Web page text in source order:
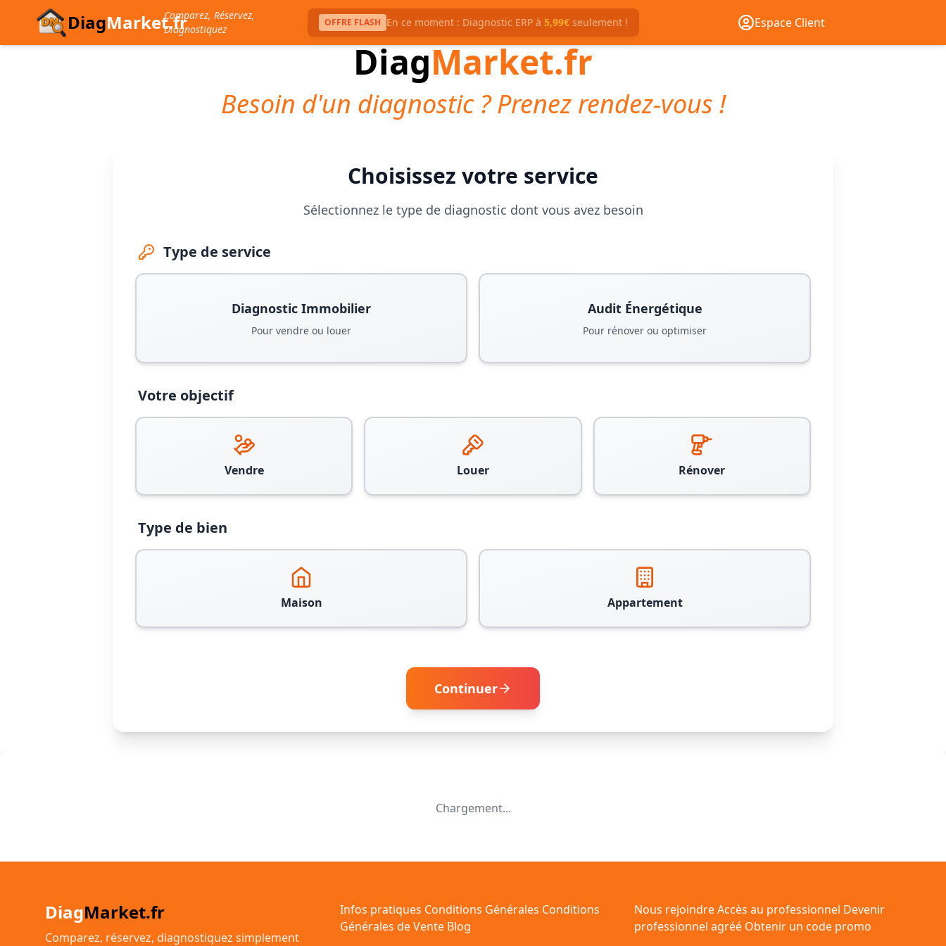
DiagMarket.frComparez, Réservez,
Diagnostiquez
OFFRE FLASH En ce moment : Diagnostic ERP à 5,99€seulement ! Espace Client
DiagMarket.fr
Besoin d'un diagnostic ? Prenez rendez-vous !
Choisissez votre service
Sélectionnez le type de diagnostic dont vous avez besoin
Type de service
Diagnostic Immobilier
Pour vendre ou louer
Audit Énergétique
Pour rénover ou optimiser
Votre objectif
Vendre Louer Rénover
Type de bien
Maison Appartement
Continuer
Chargement...
DiagMarket.fr
Comparez, réservez, diagnostiquez simplement
Infos pratiques Conditions Générales Conditions
Générales de Vente Blog
Nous rejoindreAccès au professionnel Devenir
professionnel agréé Obtenir un code promo